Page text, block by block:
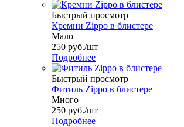
Быстрый просмотр
Кремни Zippo в блистере
Мало
250 руб./шт
Подробнее
Быстрый просмотр
Фитиль Zippo в блистере
Много
250 руб./шт
Подробнее